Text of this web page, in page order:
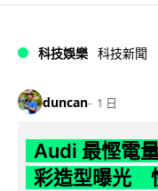
科技娛樂 科技新聞
duncan 1 日
Audi 最慳電
彩造型曝光